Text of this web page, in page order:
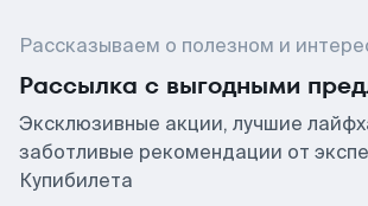
Рассказываем о полезном и
Рассылка с выгодными
Эксклюзивные акции, лучшие
заботливые рекомендации от
Купибилета